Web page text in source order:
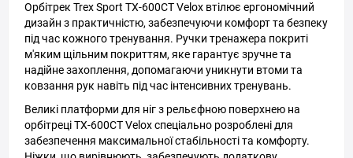
Орбітрек Trex Sport TX-600CT Velox втілює ергономічний
дизайн з практичністю, забезпечуючи комфорт та безпеку
під час кожного тренування. Ручки тренажера покриті
м'яким щільним покриттям, яке гарантує зручне та
надійне захоплення, допомагаючи уникнути втоми та
ковзання рук навіть під час інтенсивних тренувань.
Великі платформи для ніг з рельєфною поверхнею на
орбітреці TX-600CT Velox спеціально розроблені для
забезпечення максимальної стабільності та комфорту.